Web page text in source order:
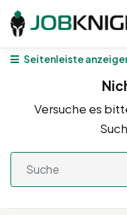
Seitenleiste
Versuche es